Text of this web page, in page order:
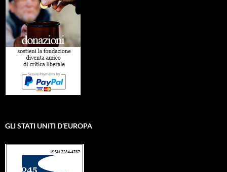
GLI STATI UNITI D’EUROPA